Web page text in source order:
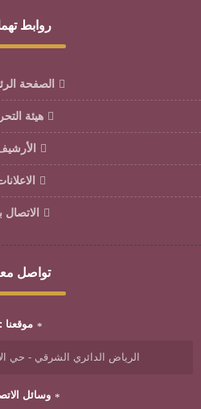
روابط
الصفحة
هيئة
الاتصال
تواصل
موقعنا :
الرياض الدائري الشرقي - حي
وسائل